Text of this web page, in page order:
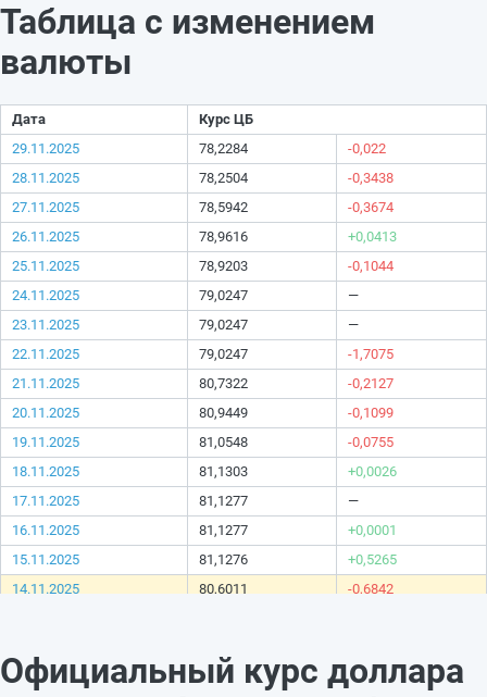
Таблица с изменением
валюты
Дата
Курс ЦБ
29.11.2025
78,2284
-0,022
28.11.2025
78,2504
-0,3438
27.11.2025
78,5942
-0,3674
26.11.2025
78,9616
+0,0413
25.11.2025
78,9203
-0,1044
24.11.2025
79,0247
—
23.11.2025
79,0247
—
22.11.2025
79,0247
-1,7075
21.11.2025
80,7322
-0,2127
20.11.2025
80,9449
-0,1099
19.11.2025
81,0548
-0,0755
18.11.2025
81,1303
+0,0026
17.11.2025
81,1277
—
16.11.2025
81,1277
+0,0001
15.11.2025
81,1276
+0,5265
14.11.2025
80,6011
-0,6842
11.11.2025
81,0133
-0,2125
Официальный курс доллара